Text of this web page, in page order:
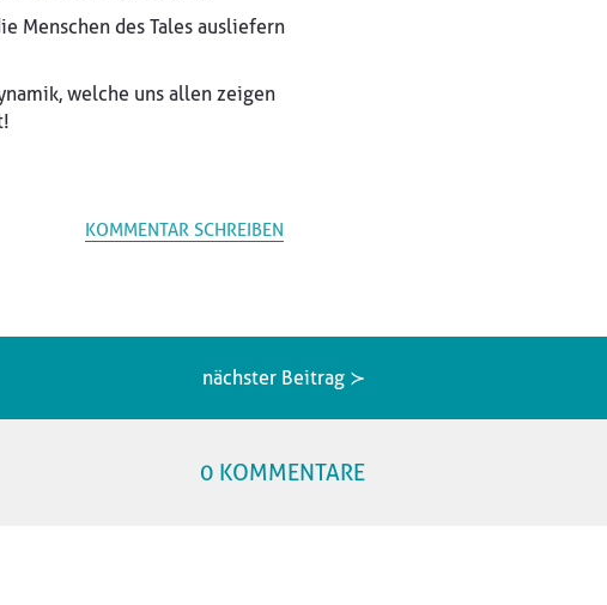
Menschen des Tales ausliefern
welche uns allen zeigen
KOMMENTAR SCHREIBEN
nächster Beitrag ≻
0 KOMMENTARE